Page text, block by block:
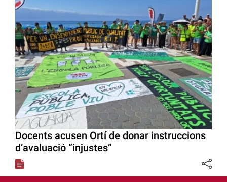
Docents acusen Ortí de donar instruccions
d’avaluació “injustes”